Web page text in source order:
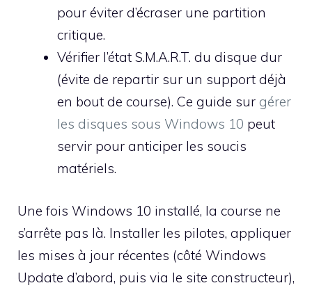
pour éviter d’écraser une partition
critique.
Vérifier l’état S.M.A.R.T. du disque dur
(évite de repartir sur un support déjà
en bout de course). Ce guide sur gérer
les disques sous Windows 10 peut
servir pour anticiper les soucis
matériels.
Une fois Windows 10 installé, la course ne
s’arrête pas là. Installer les pilotes, appliquer
les mises à jour récentes (côté Windows
Update d’abord, puis via le site constructeur),